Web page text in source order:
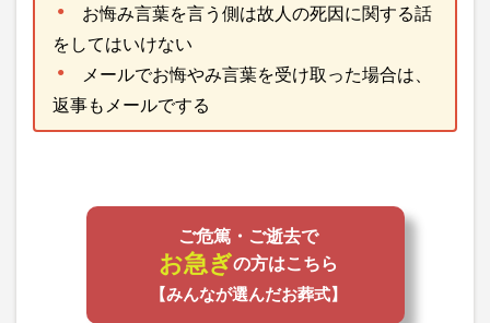
お悔み言葉を言う側は故人の死因に関する話
をしてはいけない
メールでお悔やみ言葉を受け取った場合は、
返事もメールでする
ご危篤・ご逝去で
お急ぎの方はこちら
【みんなが選んだお葬式】